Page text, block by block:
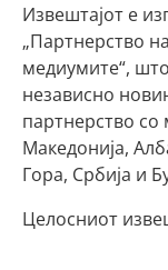
Извештајот е
„Партнерство
медиумите“,
независно
партнерство
Македонија,
Гора, Србија и
Целосниот